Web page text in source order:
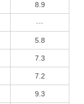
8.9
---
5.8
7.3
7.2
9.3